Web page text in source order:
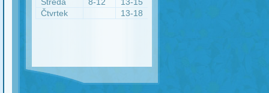
Čtvrtek
13-18